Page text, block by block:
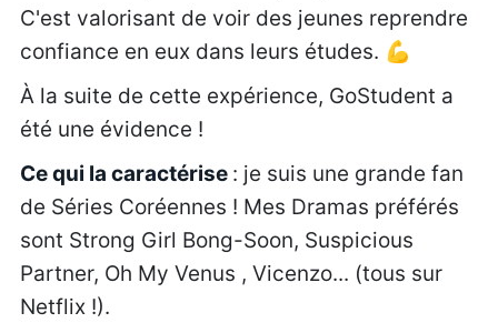
C'est valorisant de voir des jeunes reprendre
confiance en eux dans leurs études. 💪
À la suite de cette expérience, GoStudent a
été une évidence !
Ce qui la caractérise : je suis une grande fan
de Séries Coréennes ! Mes Dramas préférés
sont Strong Girl Bong-Soon, Suspicious
Partner, Oh My Venus , Vicenzo... (tous sur
Netflix !).